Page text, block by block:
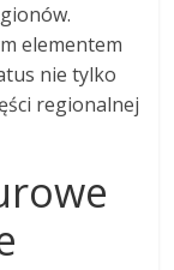
elementem
nie tylko
regionalnej